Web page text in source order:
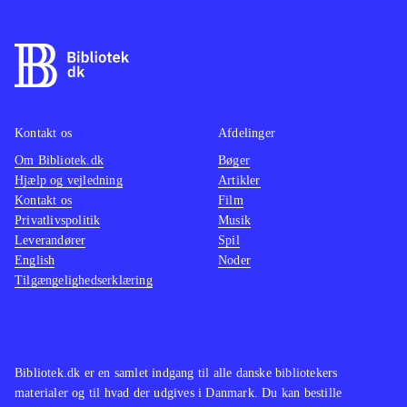
versionen af FIFA 13 ikke med her,
fx skill games og ultimate team,
minder det mere om FIFA 12, blot
med ny styring og opdaterede navne
Der er ikke andre fodboldspil til
WiiU endnu
Alt i alt et godt fodboldspil til WiiU,
som nok mangler de andre konsollers
nyheder, men byder på en
Bibliotek.dk er en samlet indgang til alle danske bibliotekers
materialer og til hvad der udgives i Danmark. Du kan bestille
Kontakt os
Om Bibliotek.dk
Hjælp og vejledning
Kontakt os
Privatlivspolitik
Leverandører
English
Tilgængelighedserklæring
Afdelinger
Bøger
Artikler
Film
Musik
Spil
Noder